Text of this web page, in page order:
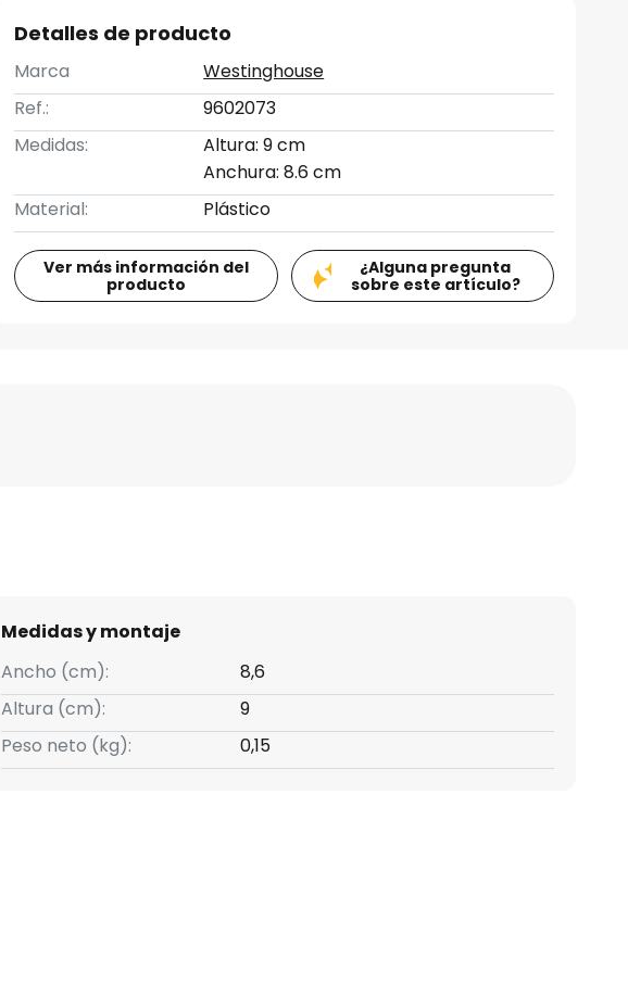
Detalles de producto
Marca
Westinghouse
Ref.:
9602073
Medidas:
Altura: 9 cm
Anchura: 8.6 cm
Material:
Plástico
Ver más información del
producto
¿Alguna pregunta
sobre este artículo?
Medidas y montaje
Ancho (cm):
8,6
Altura (cm):
9
Peso neto (kg):
0,15